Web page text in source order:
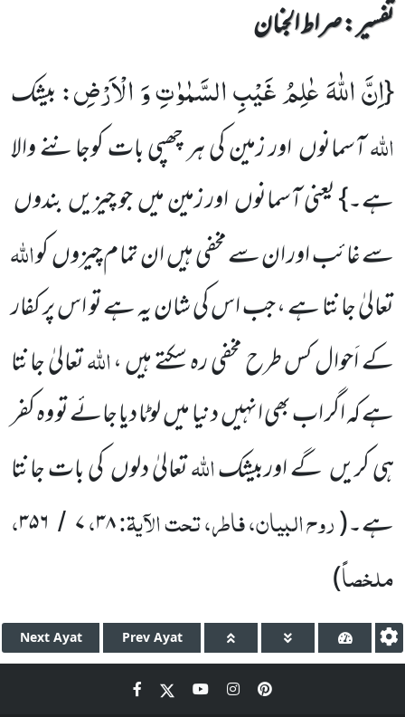
تفسیر : ‎صراط الجنان
{اِنَّ اللّٰهَ عٰلِمُ غَیْبِ السَّمٰوٰتِ وَ الْاَرْضِ: بیشک
اللہآسمانوں اور زمین کی ہر چھپی بات کوجاننے والا
ہے۔} یعنی آسمانوں اور زمین میں جو چیزیں بندوں
سے غائب اور ان سے مخفی ہیں ان تما م چیزوں کواللہ
تعالیٰ جانتا ہے ، جب اس کی شان یہ ہے تو اس پر کفار
کے اَحوال کس طرح مخفی رہ سکتے ہیں ،اللہتعالیٰ جانتا
ہے کہ اگر اب بھی انہیں دنیا میں لوٹا دیا جائے تو وہ کفر
ہی کریں گے اوربیشکاللہتعالیٰ دلوں کی بات جانتا
ہے۔(روح البیان، فاطر، تحت الآیۃ:۳۸،۷ / ۳۵۶،
ملخصاً)
Next Ayat Prev Ayat